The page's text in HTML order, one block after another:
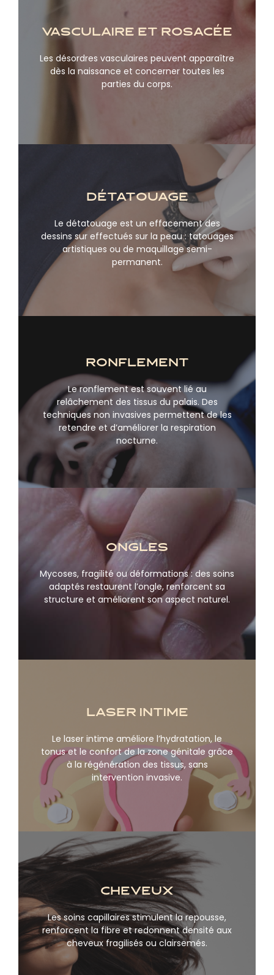
Vasculaire et rosacée
Les désordres vasculaires peuvent apparaître
dès la naissance et concerner toutes les
parties du corps.
En savoir plus
détatouage
Le détatouage est un effacement des
dessins sur effectués sur la peau : tatouages
artistiques ou de maquillage semi-
permanent.
En savoir plus
ronflement
Le ronflement est souvent lié au
relâchement des tissus du palais. Des
techniques non invasives permettent de les
retendre et d’améliorer la respiration
nocturne.
En savoir plus
ongles
Mycoses, fragilité ou déformations : des soins
adaptés restaurent l’ongle, renforcent sa
structure et améliorent son aspect naturel.
En savoir plus
laser intime
Le laser intime améliore l’hydratation, le
tonus et le confort de la zone génitale grâce
à la régénération des tissus, sans
intervention invasive.
En savoir plus
Cheveux
Les soins capillaires stimulent la repousse,
renforcent la fibre et redonnent densité aux
cheveux fragilisés ou clairsemés.
En savoir plus